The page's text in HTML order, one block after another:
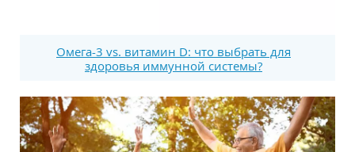
Омега-3 vs. витамин D: что выбрать для
здоровья иммунной системы?